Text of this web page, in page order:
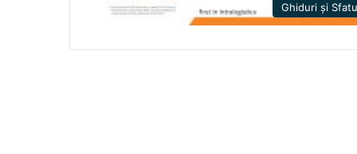
Ghiduri și